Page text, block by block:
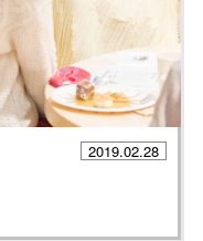
2019.02.28